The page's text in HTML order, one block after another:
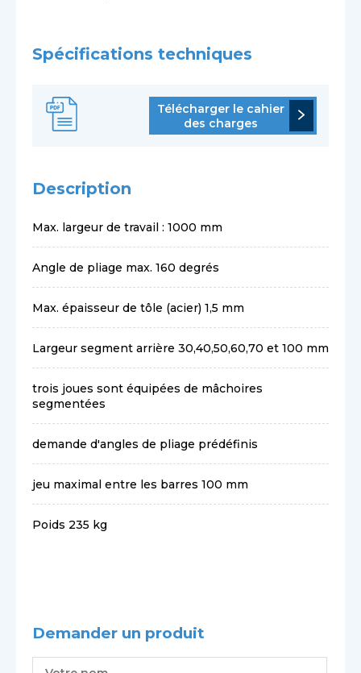
Spécifications techniques
Télécharger le cahier
des charges
Description
Max. largeur de travail : 1000 mm
Angle de pliage max. 160 degrés
Max. épaisseur de tôle (acier) 1,5 mm
Largeur segment arrière 30,40,50,60,70 et 100 mm
trois joues sont équipées de mâchoires
segmentées
demande d'angles de pliage prédéfinis
jeu maximal entre les barres 100 mm
Poids 235 kg
Demander un produit